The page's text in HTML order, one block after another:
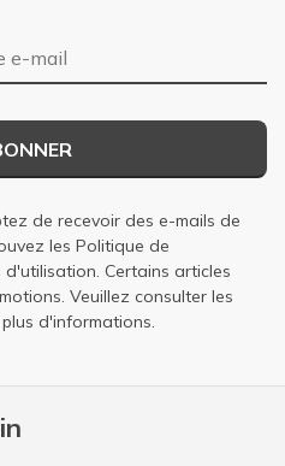
de recevoir des e-mails de
les Politique de
d'utilisation . Certains articles
Veuillez consulter les
d'informations.